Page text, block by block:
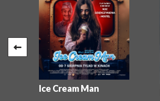
Ice Cream Man